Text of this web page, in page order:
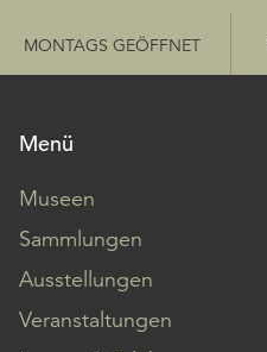
MONTAGS GEÖFFNET
Menü
Museen
Sammlungen
Ausstellungen
Veranstaltungen